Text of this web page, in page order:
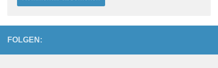
FOLGEN: